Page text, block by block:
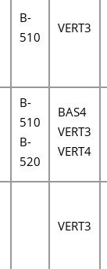
B-
510
VERT3
B-
510
B-
520
BAS4
VERT3
VERT4
VERT3